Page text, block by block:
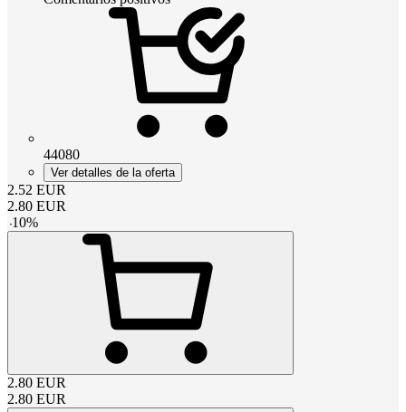
44080
Ver detalles de la oferta
2.52 EUR
2.80 EUR
-10%
2.80 EUR
2.80 EUR